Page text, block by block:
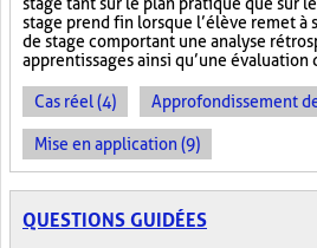
stage prend fin lorsque l’élève remet à
de stage comportant une analyse
apprentissages ainsi qu’une évaluation
Cas réel (4) Approfondissement
Mise en application (9)
QUESTIONS GUIDÉES